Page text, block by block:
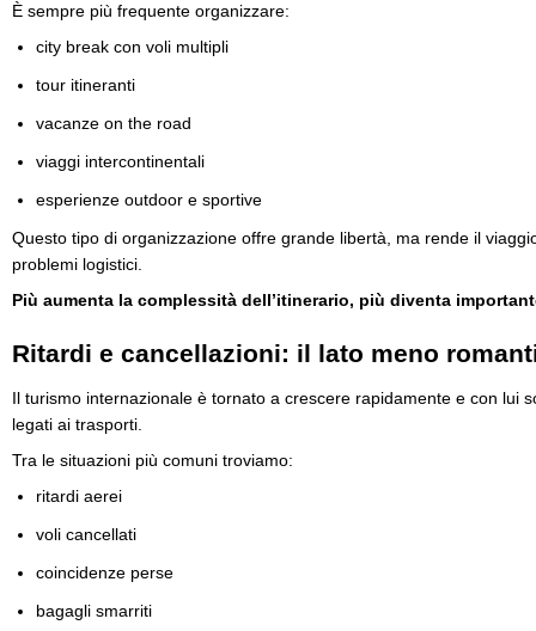
È sempre più frequente organizzare:
city break con voli multipli
tour itineranti
vacanze on the road
viaggi intercontinentali
esperienze outdoor e sportive
Questo tipo di organizzazione offre grande libertà, ma rende il
problemi logistici.
Più aumenta la complessità dell’itinerario, più diventa
Ritardi e cancellazioni: il lato meno
Il turismo internazionale è tornato a crescere rapidamente e con lui
legati ai trasporti.
Tra le situazioni più comuni troviamo:
ritardi aerei
voli cancellati
coincidenze perse
bagagli smarriti